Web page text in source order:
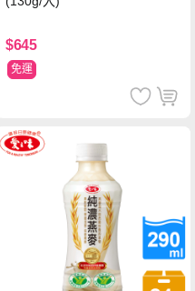
$645
免運